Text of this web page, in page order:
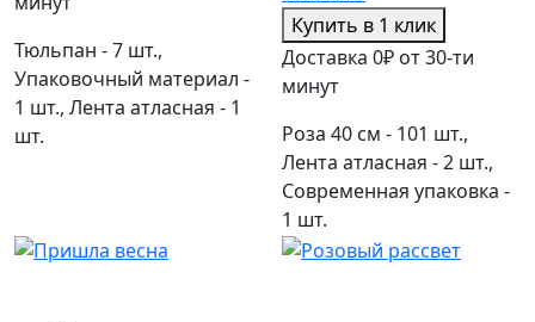
Тюльпан - 7 шт.,
Упаковочный материал -
1 шт., Лента атласная - 1
шт.
Купить в 1 клик
Доставка 0₽ от 30-ти
минут
Роза 40 см - 101 шт.,
Лента атласная - 2 шт.,
Современная упаковка -
1 шт.